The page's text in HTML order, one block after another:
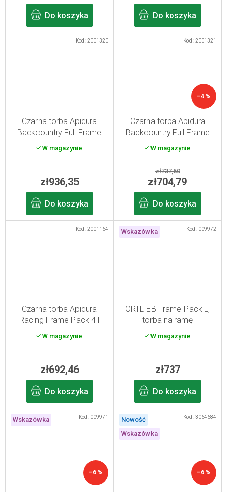
Do koszyka Do koszyka
Czarna torba Apidura
Backcountry Full Frame
W magazynie
zł936,35
Do koszyka
Kod :2001320
–4 %
Czarna torba Apidura
Backcountry Full Frame
W magazynie
zł737,60
zł704,79
Do koszyka
Kod :2001321
Czarna torba Apidura
Racing Frame Pack 4 l
W magazynie
zł692,46
Do koszyka
Kod :2001164 Wskazówka
ORTLIEB Frame-Pack L,
torba na ramę
W magazynie
zł737
Do koszyka
Kod : 009972
Wskazówka
–6 %
Kod : 009971
Nowość
Wskazówka
–6 %
Kod :3064684